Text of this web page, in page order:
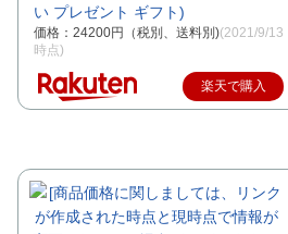
い プレゼント ギフト)
価格：24200円（税別、送料別)(2021/9/13
時点)
楽天で購入